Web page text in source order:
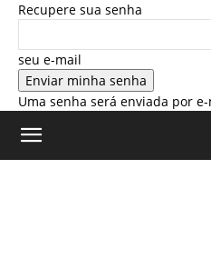
Recupere sua senha
seu e-mail
Uma senha será enviada por